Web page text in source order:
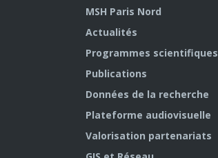
MSH Paris Nord
Actualités
Programmes scientifiques
Publications
Données de la recherche
Plateforme audiovisuelle
Valorisation partenariats